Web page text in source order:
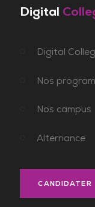
Digital
Digital
Nos
Nos campus
Alternance
CANDIDATER